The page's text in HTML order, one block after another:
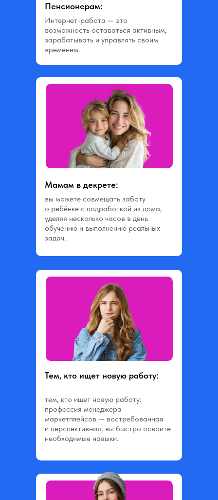
Пенсионерам:
Интернет-работа — это
возможность оставаться активным,
зарабатывать и управлять своим
временем.
Мамам в декрете:
вы можете совмещать заботу
о ребёнке с подработкой из дома,
уделяя несколько часов в день
обучению и выполнению реальных
задач.
Тем, кто ищет новую работу:
тем, кто ищет новую работу:
профессия менеджера
маркетплейсов — востребованная
и перспективная, вы быстро освоите
необходимые навыки.